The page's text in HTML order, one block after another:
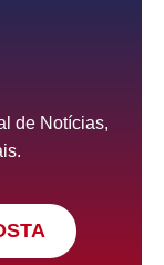
de Notícias,